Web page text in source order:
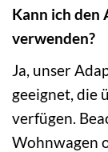
Kann ich den
verwenden?
Ja, unser
geeignet, die
verfügen.
Wohnwagen